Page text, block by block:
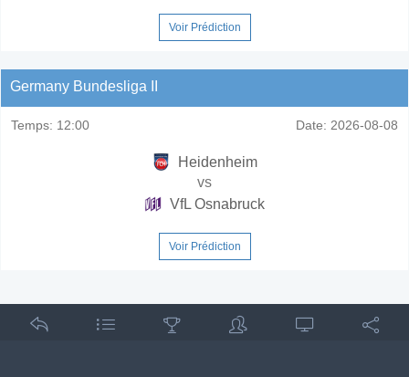
Voir Prédiction
Germany Bundesliga II
Temps: 12:00 Date: 2026-08-08
Heidenheim
vs
VfL Osnabruck
Voir Prédiction